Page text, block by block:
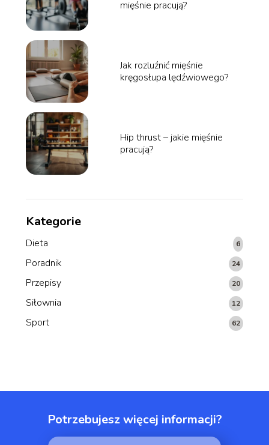
mięśnie pracują?
Jak rozluźnić mięśnie
kręgosłupa lędźwiowego?
Hip thrust – jakie mięśnie
pracują?
Kategorie
Dieta 6
Poradnik 24
Przepisy 20
Siłownia 12
Sport 62
Potrzebujesz więcej informacji?